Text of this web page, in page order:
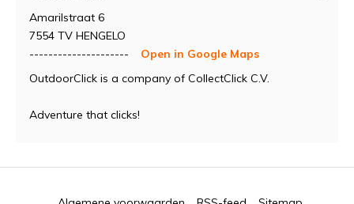
Amarilstraat 6
7554 TV HENGELO
---------------------
Open in Google Maps
OutdoorClick is a company of CollectClick C.V.
Adventure that clicks!